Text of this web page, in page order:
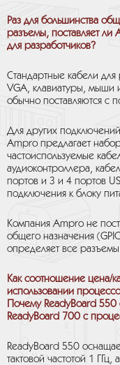
Раз для большинства
разъемы, поставляет
для разработчиков?
Стандартные кабели для
VGA, клавиатуры, мыши
обычно поставляются с
Для других
Ampro предлагает
частоиспользуемые
аудиоконтроллера,
портов и 3 и 4 портов
подключения к блоку
Компания Ampro не
общего назначения
определяет все
Как соотношение цена/
использовании
Почему ReadyBoard
ReadyBoard 700 с
ReadyBoard 550
тактовой частотой 1